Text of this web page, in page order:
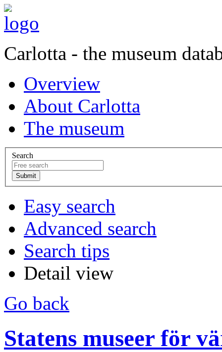
Carlotta - the museum
Overview
About Carlotta
The museum
Search
Easy search
Advanced search
Search tips
Detail view
Go back
Statens museer för